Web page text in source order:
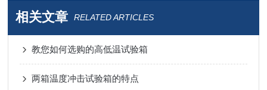
相关文章 RELATED ARTICLES
教您如何选购的高低温试验箱
两箱温度冲击试验箱的特点